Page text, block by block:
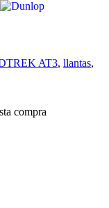
AT3, llantas,
compra